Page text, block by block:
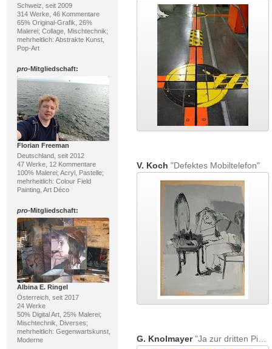
Schweiz, seit 2009
314 Werke, 46 Kommentare
65% Original-Grafik, 26%
Malerei; Collage, Mischtechnik;
mehrheitlich: Abstrakte Kunst,
Pop-Art
pro-Mitgliedschaft:
Florian Freeman
Deutschland, seit 2012
47 Werke, 12 Kommentare
100% Malerei; Acryl, Pastelle;
mehrheitlich: Colour Field
Painting, Art Déco
pro-Mitgliedschaft:
Albina E. Ringel
Österreich, seit 2017
24 Werke
50% Digital Art, 25% Malerei;
Mischtechnik, Diverses;
mehrheitlich: Gegenwartskunst,
Moderne
V. Koch "Defektes Mobiltelefon"
G. Knolmayer"Ja zur dritten Piste!"